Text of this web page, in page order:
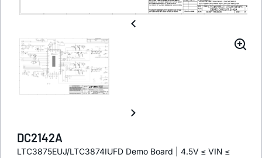
DC2142A
LTC3875EUJ/LTC3874IUFD Demo Board | 4.5V ≤ VIN ≤